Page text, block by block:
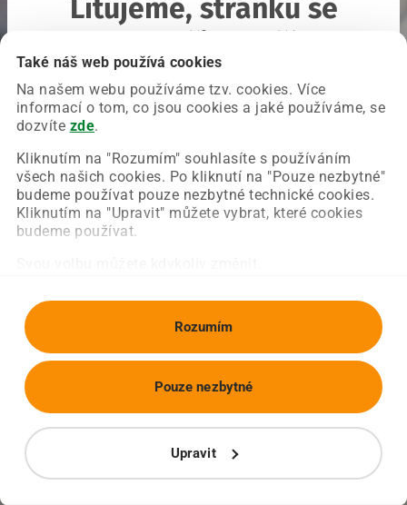
Také náš web používá cookies
Na našem webu používáme tzv. cookies. Více
informací o tom, co jsou cookies a jaké používáme, se
dozvíte zde.
Kliknutím na "Rozumím" souhlasíte s používáním
všech našich cookies. Po kliknutí na "Pouze nezbytné"
budeme používat pouze nezbytné technické cookies.
Kliknutím na "Upravit" můžete vybrat, které cookies
budeme používat.
Rozumím
Upravit
Pouze nezbytné
Litujeme, stránku se
Chyba nastala na naší straně a už ji opravujeme.
Zkuste prosím znovu načíst požadovanou stránku.
Obnovit stránku Úvodní strana